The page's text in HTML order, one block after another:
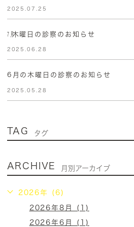
2025.07.25
㋆木曜日の診察のお知らせ
2025.06.28
6月の木曜日の診察のお知らせ
2025.05.28
TAG タグ
ARCHIVE 月別アーカイブ
2026年 (6)
2026年8月 (1)
2026年6月 (1)